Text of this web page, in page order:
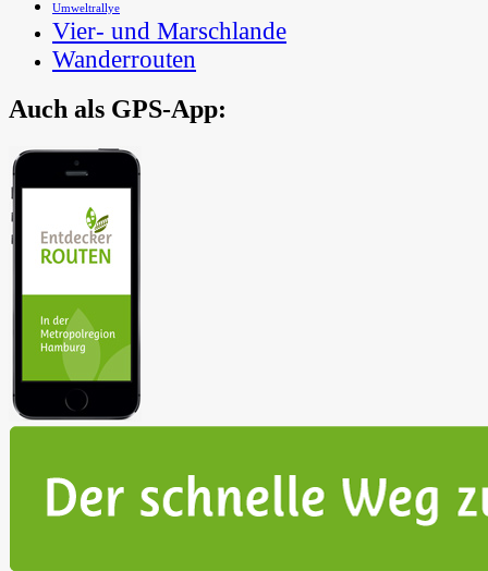
Umweltrallye
Vier- und Marschlande
Wanderrouten
In der Metropolregion Hamburg
Auch als GPS-App: